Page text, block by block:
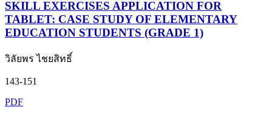
SKILL EXERCISES APPLICATION FOR
TABLET: CASE STUDY OF ELEMENTARY
EDUCATION STUDENTS (GRADE 1)
วิลัยพร ไชยสิทธิ์
143-151
PDF